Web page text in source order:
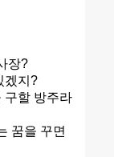
장?
겠지?
구할 방주라
꿈을 꾸면